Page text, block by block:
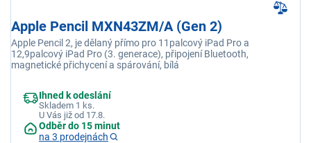
Apple Pencil MXN43ZM/A (Gen 2)
Apple Pencil 2, je dělaný přímo pro 11palcový iPad Pro a
12,9palcový iPad Pro (3. generace), připojení Bluetooth,
magnetické přichycení a spárování, bílá
Ihned k odeslání
Skladem 1 ks.
U Vás již od 17.8.
Odběr do 15 minut
na 3 prodejnách